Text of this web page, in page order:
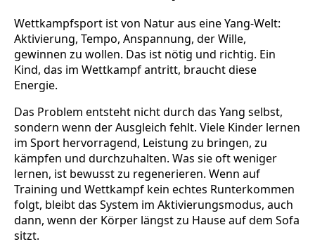
Wettkampfsport ist von Natur aus eine Yang-Welt:
Aktivierung, Tempo, Anspannung, der Wille,
gewinnen zu wollen. Das ist nötig und richtig. Ein
Kind, das im Wettkampf antritt, braucht diese
Energie.
Das Problem entsteht nicht durch das Yang selbst,
sondern wenn der Ausgleich fehlt. Viele Kinder lernen
im Sport hervorragend, Leistung zu bringen, zu
kämpfen und durchzuhalten. Was sie oft weniger
lernen, ist bewusst zu regenerieren. Wenn auf
Training und Wettkampf kein echtes Runterkommen
folgt, bleibt das System im Aktivierungsmodus, auch
dann, wenn der Körper längst zu Hause auf dem Sofa
sitzt.